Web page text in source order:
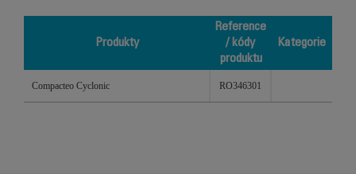
Produkty
Reference
/ kódy
produktu
Kategorie
Compacteo Cyclonic RO346301